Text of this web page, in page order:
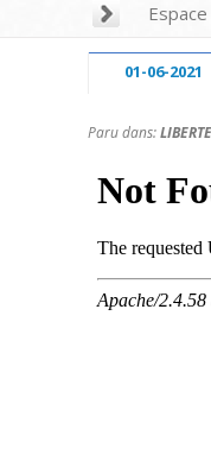
01-06-2021
Paru dans:LIBERTE